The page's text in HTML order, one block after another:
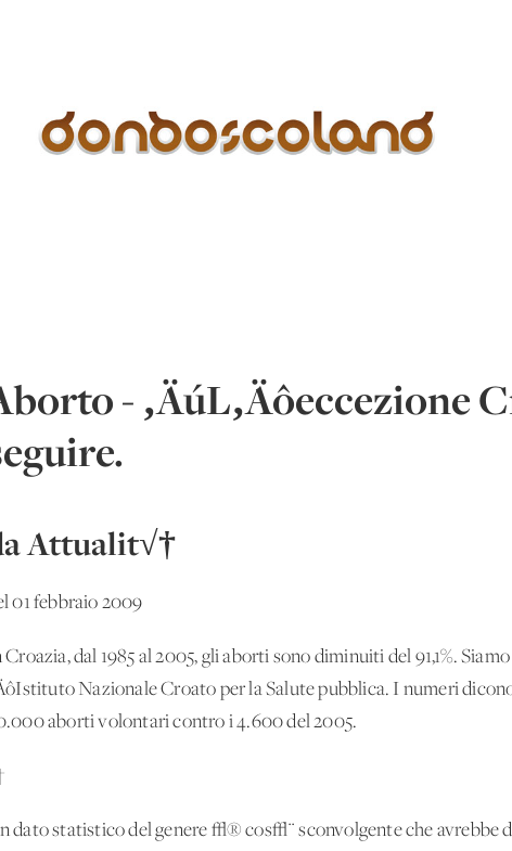
- ‚ÄúL‚Äôeccezione
Attualit√†
01 febbraio 2009
Croazia, dal 1985 al 2005, gli aborti sono diminuiti del 91,1%.
Nazionale Croato per la Salute pubblica. I numeri
aborti volontari contro i 4.600 del 2005.
dato statistico del genere √® cos√¨ sconvolgente che avrebbe